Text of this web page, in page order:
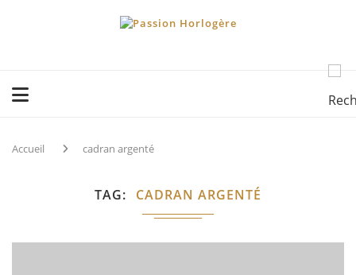
Accueil cadran argenté
TAG CADRAN ARGENTÉ